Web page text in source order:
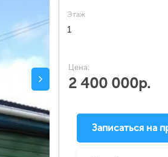
Этаж
1
Цена:
2 400 000р.
Записаться на